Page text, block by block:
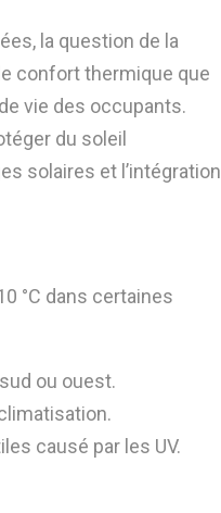
la question de la
confort thermique que
vie des occupants.
du soleil
solaires et l’intégration
°C dans certaines
ou ouest.
causé par les UV.